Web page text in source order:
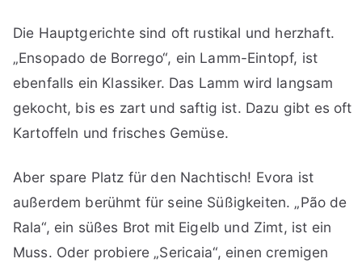
Die Hauptgerichte sind oft rustikal und herzhaft.
„Ensopado de Borrego“, ein Lamm-Eintopf, ist
ebenfalls ein Klassiker. Das Lamm wird langsam
gekocht, bis es zart und saftig ist. Dazu gibt es oft
Kartoffeln und frisches Gemüse.
Aber spare Platz für den Nachtisch! Evora ist
außerdem berühmt für seine Süßigkeiten. „Pão de
Rala“, ein süßes Brot mit Eigelb und Zimt, ist ein
Muss. Oder probiere „Sericaia“, einen cremigen